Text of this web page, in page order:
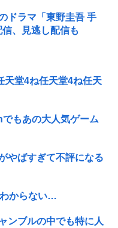
ドラマ「東野圭吾 手
、見逃し配信も
天堂4ね任天堂4ね任天
でもあの大人気ゲーム
やばすぎて不評になる
からない…
ンブルの中でも特に人